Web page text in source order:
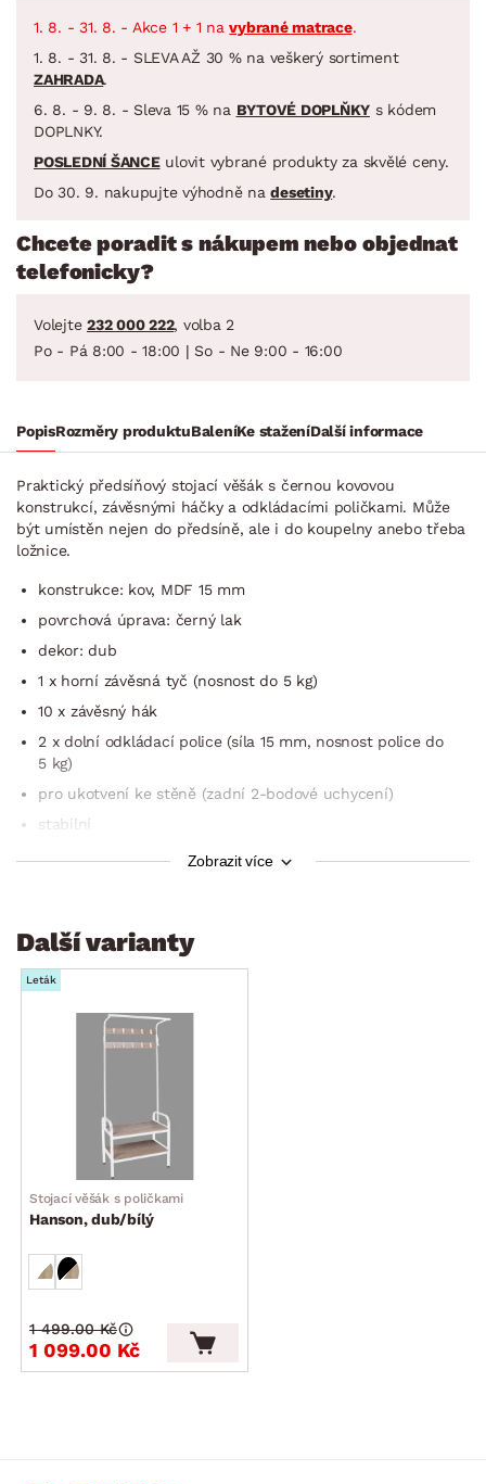
1. 8. - 31. 8. - Akce 1 + 1 navybrané matrace.
1. 8. - 31. 8. - SLEVA AŽ 30 % na veškerý sortiment
ZAHRADA.
6. 8. - 9. 8. - Sleva 15 % na BYTOVÉ DOPLŇKY s kódem
DOPLNKY.
POSLEDNÍ ŠANCEulovit vybrané produkty za skvělé ceny.
Do 30. 9. nakupujte výhodně nadesetiny.
Chcete poradit s nákupem nebo objednat
telefonicky?
Volejte 232 000 222, volba 2
Po - Pá 8:00 - 18:00 | So - Ne 9:00 - 16:00
PopisRozměry produktuBaleníKe staženíDalší informace
Praktický předsíňový stojací věšák s černou kovovou
konstrukcí, závěsnými háčky a odkládacími poličkami. Může
být umístěn nejen do předsíně, ale i do koupelny anebo třeba
ložnice.
konstrukce: kov, MDF 15 mm
povrchová úprava: černý lak
dekor: dub
1 x horní závěsná tyč (nosnost do 5 kg)
10 x závěsný hák
2 x dolní odkládací police (síla 15 mm, nosnost police do
5 kg)
pro ukotvení ke stěně (zadní 2-bodové uchycení)
stabilní
do předsíně, šatny, koupelny nebo ložnice
Zobrazit více
Další varianty
Leták
Stojací věšák s poličkami
Hanson, dub/bílý
1 099.00 Kč
1 499.00 Kč